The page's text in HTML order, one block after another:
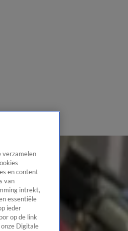
verzamelen
en content
van
intrekt,
essentiële
ieder
op de link
Digitale